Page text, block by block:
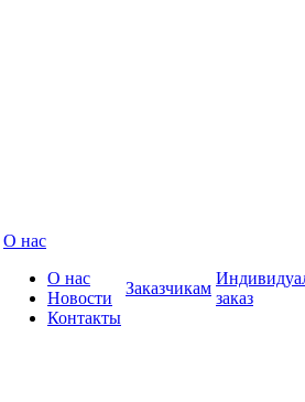
О нас
О нас
Новости
Контакты
Заказчикам
заказ